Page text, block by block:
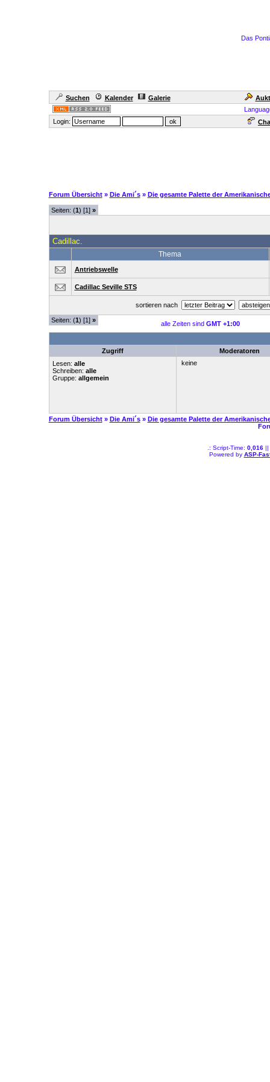
Das
Suchen Kalender Galerie
Login:
Forum Übersicht » Die Ami´s » Die gesamte Palette der
Seiten: (1) [1] »
Cadillac.
Thema
Antriebswelle
Cadillac Seville STS
sortieren nach
Seiten: (1) [1] » alle Zeiten sind GMT +1:00
Zugriff
Moderatoren
Lesen: alle
Schreiben: alle
Gruppe: allgemein
keine
Forum Übersicht » Die Ami´s » Die gesamte Palette der
.: Script-Time: 0,016||
Powered by ASP-